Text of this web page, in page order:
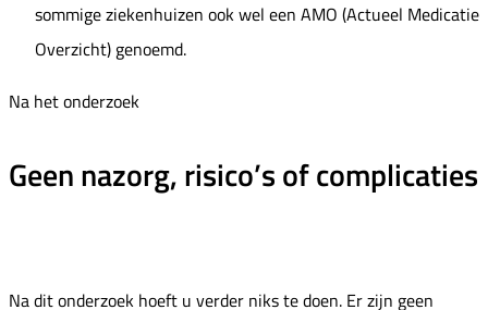
sommige ziekenhuizen ook wel een AMO (Actueel Medicatie
Overzicht) genoemd.
Na het onderzoek
Geen nazorg, risico’s of complicaties
Na dit onderzoek hoeft u verder niks te doen. Er zijn geen